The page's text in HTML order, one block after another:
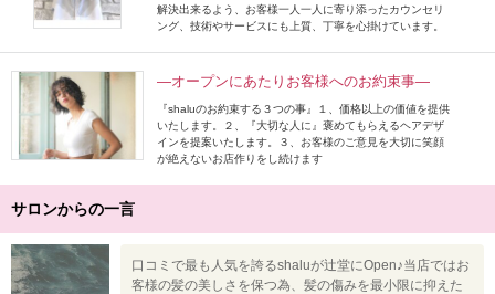
解決出来るよう、お客様一人一人に寄り添ったカウンセリ
ング、技術やサービスにも上質、丁寧を心掛けています。
―オープンにあたりお客様へのお約束事―
『shaluのお約束する３つの事』１、価格以上の価値を提供
いたします。２、『大切な人に』褒めてもらえるヘアデザ
インを提案いたします。３、お客様のご意見を大切に笑顔
が絶えないお店作りをし続けます
サロンからの一言
口コミで最も人気を誇るshaluが辻堂にOpen♪当店ではお
客様の髪の美しさを保つ為、髪の傷みを最小限に抑えた